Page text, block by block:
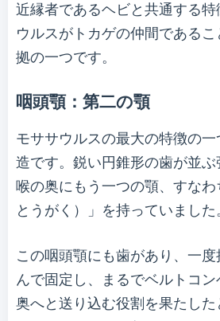
近縁者であるヘビと共通する
ウルスがトカゲの仲間である
拠の一つです。
咽頭顎：第二の顎
モササウルスの最大の特徴の
造です。鋭い円錐形の歯が並ぶ
喉の奥にもう一つの顎、すな
とうがく）」を持っていました
この咽頭顎にも歯があり、一
んで固定し、まるでベルトコ
奥へと送り込む役割を果たした